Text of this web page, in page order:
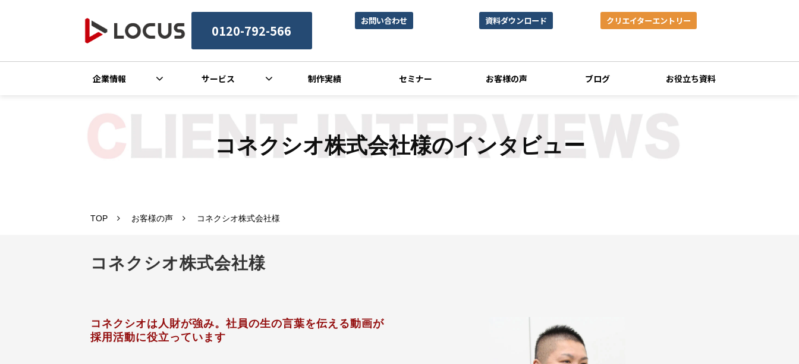
0120-792-566
お問い合わせ 資料ダウンロード クリエイターエントリー
企業情報 サービス 制作実績 セミナー お客様の声 ブログ お役立ち資料
コネクシオ株式会社様のインタビュー
TOP お客様の声 コネクシオ株式会社様
コネクシオ株式会社様
コネクシオは人財が強み。社員の生の言葉を伝える動画が
採用活動に役立っています